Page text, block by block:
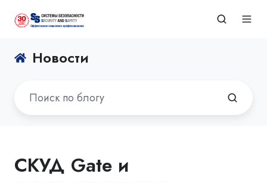
Новости
СКУД Gate и